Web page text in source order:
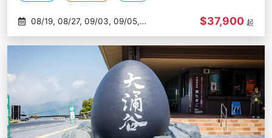
09/07
$37,900 起